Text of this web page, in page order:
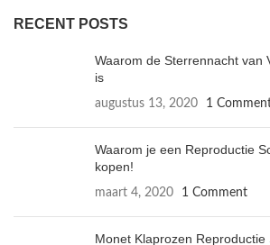
RECENT POSTS
Waarom de Sterrennacht van
is
augustus 13, 2020 1
Waarom je een Reproductie
kopen!
maart 4, 2020 1 Comment
Monet Klaprozen Reproductie